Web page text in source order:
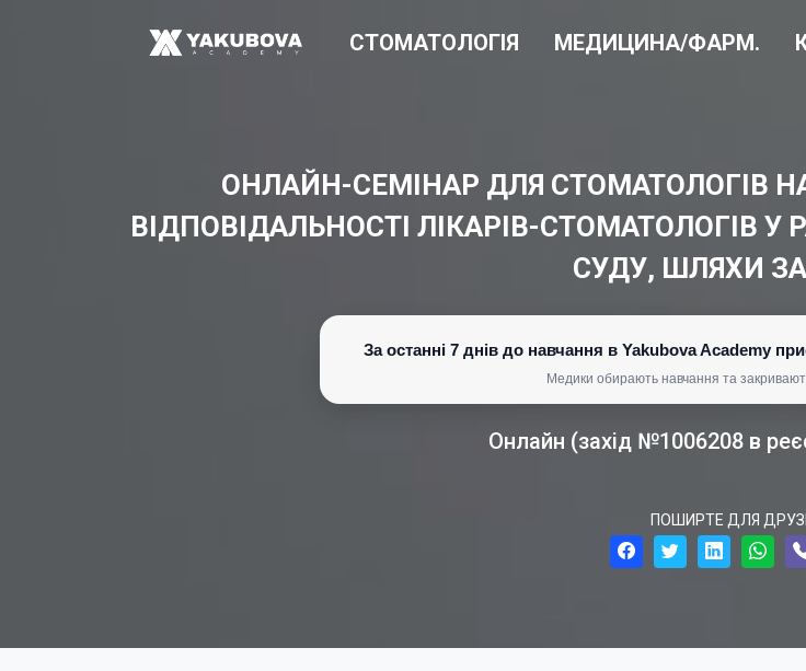
СТОМАТОЛОГІЯ МЕДИЦИНА/ФАРМ.
ОНЛАЙН-СЕМІНАР ДЛЯ СТОМАТОЛОГІВ
ВІДПОВІДАЛЬНОСТІ ЛІКАРІВ-СТОМАТОЛОГІВ
СУДУ, ШЛЯХИ
За останні 7 днів до навчання в Yakubova Academy
Медики обирають навчання та
Онлайн (захід №1006208 в
ПОШИРТЕ ДЛЯ